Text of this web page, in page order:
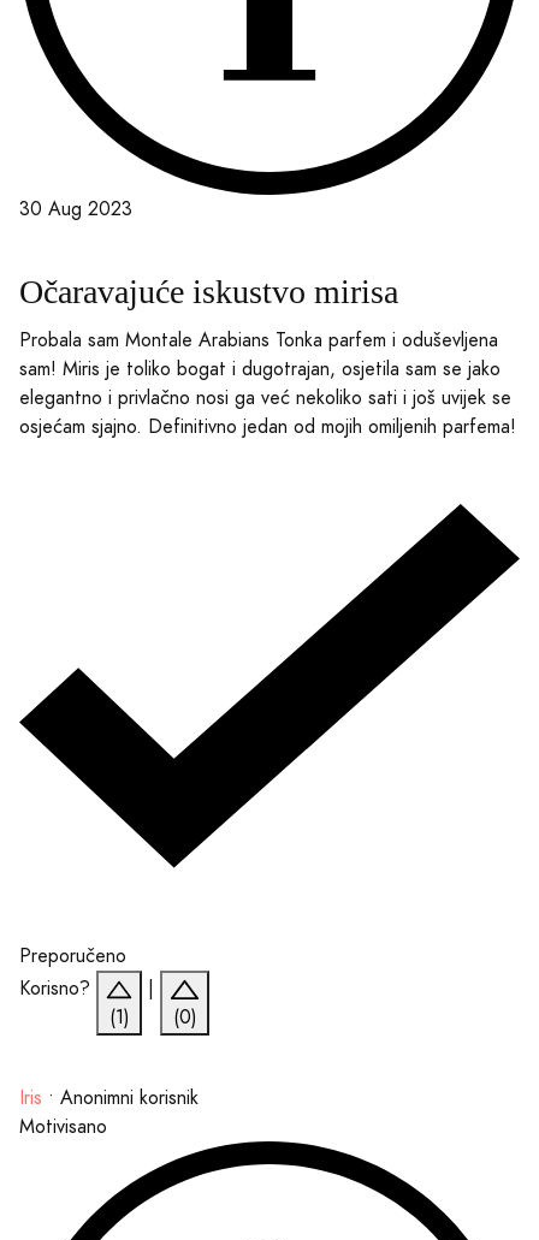
30 Aug 2023
Očaravajuće iskustvo mirisa
Probala sam Montale Arabians Tonka parfem i oduševljena
sam! Miris je toliko bogat i dugotrajan, osjetila sam se jako
elegantno i privlačno nosi ga već nekoliko sati i još uvijek se
osjećam sjajno. Definitivno jedan od mojih omiljenih parfema!
Preporučeno
Korisno?
(1)
|
(0)
Iris • Anonimni korisnik
Motivisano